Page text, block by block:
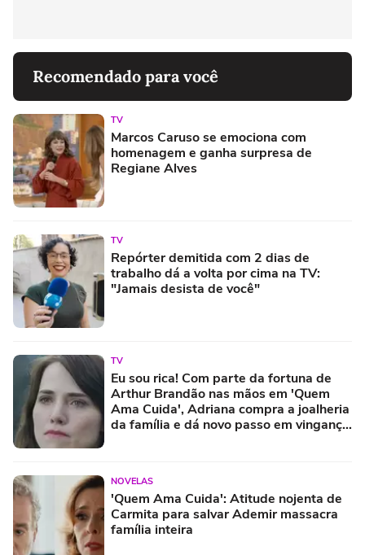
Recomendado para você
TV
Marcos Caruso se emociona com
homenagem e ganha surpresa de
Regiane Alves
TV
Repórter demitida com 2 dias de
trabalho dá a volta por cima na TV:
"Jamais desista de você"
TV
Eu sou rica! Com parte da fortuna de
Arthur Brandão nas mãos em 'Quem
Ama Cuida', Adriana compra a joalheria
da família e dá novo passo em vingança
NOVELAS
'Quem Ama Cuida': Atitude nojenta de
Carmita para salvar Ademir massacra
família inteira